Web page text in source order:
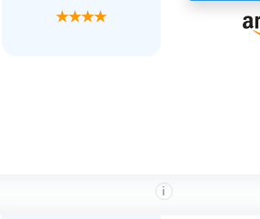
★★★★
i